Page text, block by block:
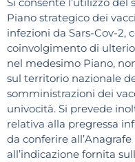
Piano strategico dei
infezioni da Sars-Cov-2,
coinvolgimento di
nel medesimo Piano,
sul territorio nazionale
somministrazioni dei
univocità. Si prevede
relativa alla pregressa
da conferire
all’indicazione fornita